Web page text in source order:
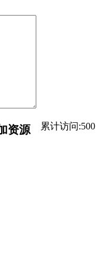
累计访问:500
资源